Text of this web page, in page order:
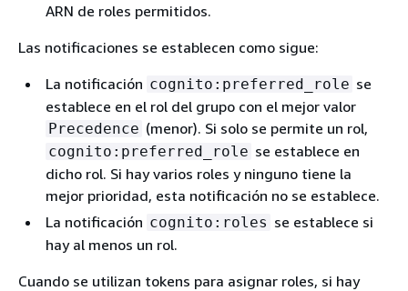
ARN de roles permitidos.
Las notificaciones se establecen como sigue:
La notificación cognito:preferred_role se
establece en el rol del grupo con el mejor valor
Precedence (menor). Si solo se permite un rol,
cognito:preferred_role se establece en
dicho rol. Si hay varios roles y ninguno tiene la
mejor prioridad, esta notificación no se establece.
La notificación cognito:roles se establece si
hay al menos un rol.
Cuando se utilizan tokens para asignar roles, si hay